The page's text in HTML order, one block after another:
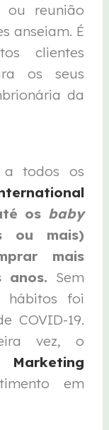
ou reunião
anseiam. É
clientes
os seus
da
a todos os
os baby
ou mais)
mais
anos. Sem
hábitos foi
COVID-19.
vez, o
Marketing
em